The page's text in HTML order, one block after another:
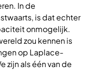
In de
is dat echter
onmogelijk.
zou kennen is
op Laplace-
zijn als één van de